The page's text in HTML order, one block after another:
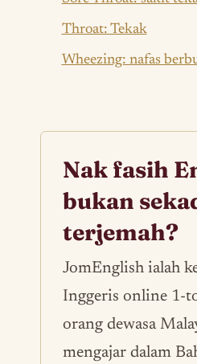
Throat: Tekak
Wheezing: nafas
Nak fasih
bukan
terjemah?
JomEnglish ialah
Inggeris online 1-
orang dewasa
mengajar dalam